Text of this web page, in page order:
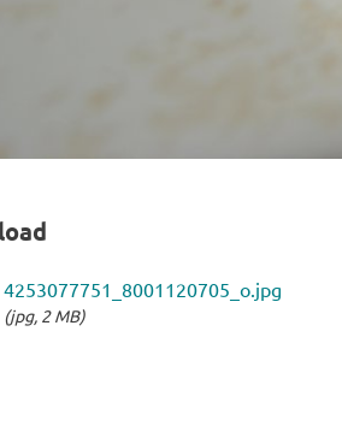
4253077751_8001120705_o.jpg
(jpg, 2 MB)